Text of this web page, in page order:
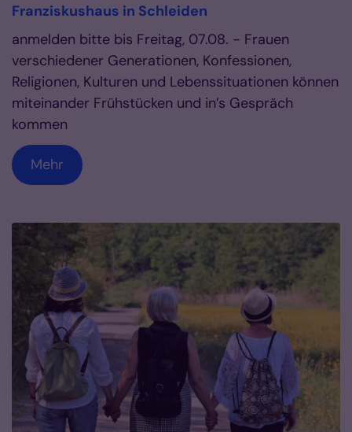
Franziskushaus in Schleiden
anmelden bitte bis Freitag, 07.08. - Frauen
verschiedener Generationen, Konfessionen,
Religionen, Kulturen und Lebenssituationen können
miteinander Frühstücken und in’s Gespräch
kommen
Mehr